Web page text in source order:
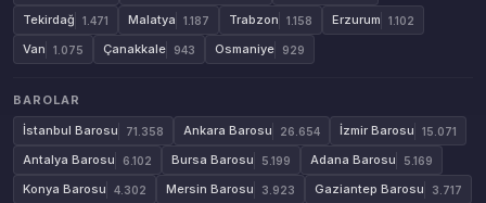
Tekirdağ 1.471 Malatya 1.187 Trabzon 1.158 Erzurum 1.102
Van 1.075 Çanakkale 943 Osmaniye 929
BAROLAR
İstanbul Barosu
71.358 Ankara Barosu 26.654 İzmir Barosu 15.071
Antalya Barosu 6.102 Bursa Barosu 5.199 Adana Barosu 5.169
Konya Barosu 4.302 Mersin Barosu 3.923 Gaziantep Barosu 3.717